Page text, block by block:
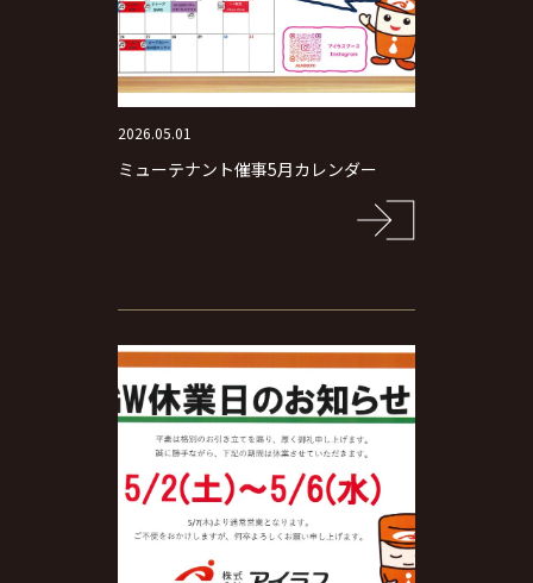
2026.05.01
ミューテナント催事5月カレンダー